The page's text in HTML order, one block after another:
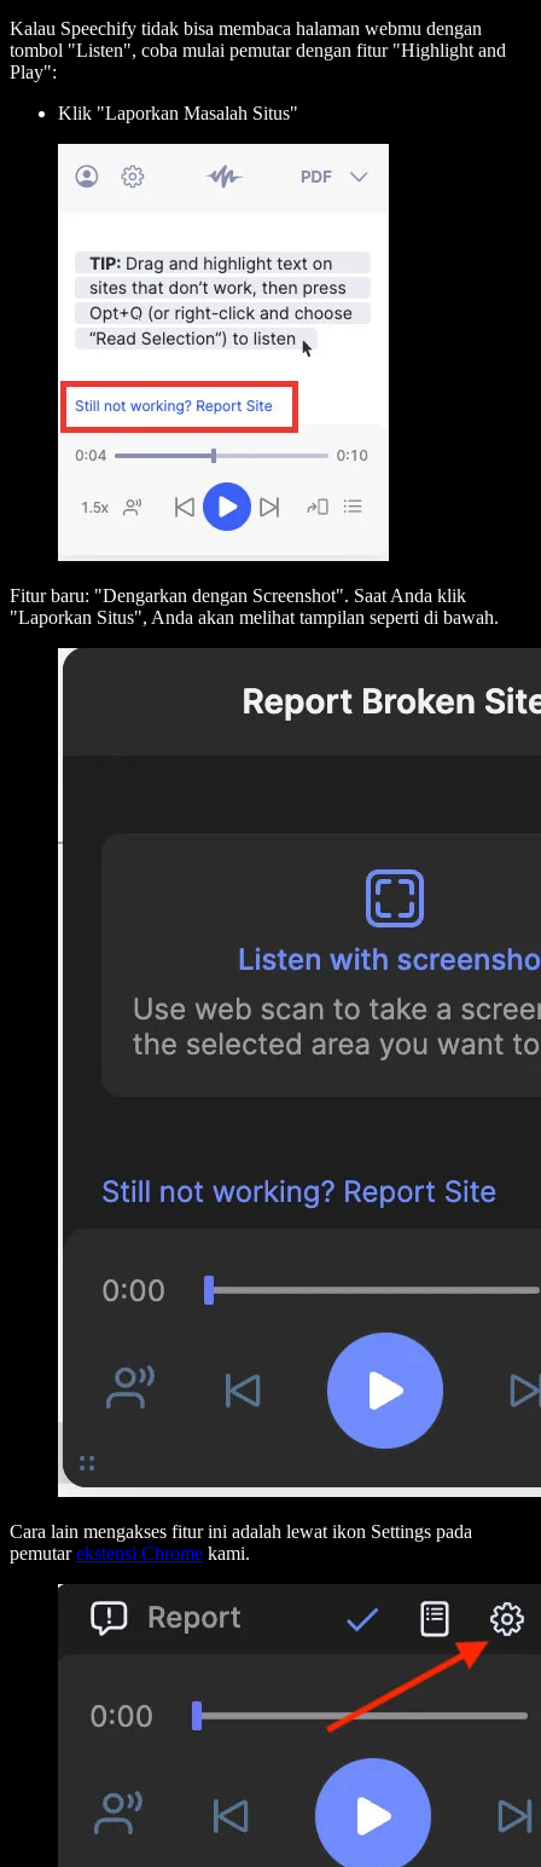
Kalau Speechify tidak bisa membaca halaman webmu dengan
tombol "Listen", coba mulai pemutar dengan fitur "Highlight and
Play":
Klik "Laporkan Masalah Situs"
Fitur baru: "Dengarkan dengan Screenshot". Saat Anda klik
"Laporkan Situs", Anda akan melihat tampilan seperti di bawah.
Cara lain mengakses fitur ini adalah lewat ikon Settings pada
pemutarekstensi Chrome kami.